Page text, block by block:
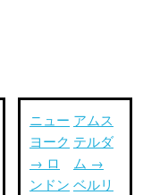
ニュー
ヨーク
→ ロ
ンドン
アムス
テルダ
ム →
ベルリ